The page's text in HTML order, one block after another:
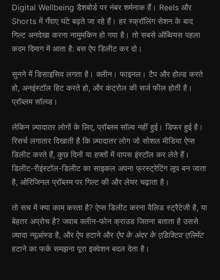
Digital Wellbeing डैशबोर्ड पर नंबर शर्मनाक हैं। Reels और
Shorts में गँवाए घंटे बढ़ते जा रहे हैं। हर स्क्रॉलिंग सेशन के बाद
गिल्ट अनदेखा करना नामुमकिन हो गया है। तो सबसे ऑब्वियस पहला
कदम दिमाग में आता है: बस ऐप डिलीट कर दो।
सुनने में डिसाइसिव लगता है। क्लीन। फाइनल। टैप और होल्ड करते
हो, अनइंस्टॉल हिट करते हो, और कंट्रोल की सर्ज फील होती है।
प्रॉब्लम सॉल्व्ड।
लेकिन ज़्यादातर लोगों के लिए, प्रॉब्लम सॉल्व नहीं हुई। डिफर हुई है।
रिसर्च लगातार दिखाती है कि ज़्यादातर लोग जो सोशल मीडिया ऐप्स
डिलीट करते हैं, कुछ दिनों या हफ्तों में वापस इंस्टॉल कर लेते हैं।
डिलीट-रीइंस्टॉल-डिलीट का साइकल अपना फ्रस्ट्रेटिंग लूप बन जाता
है, ओरिजिनल प्रॉब्लम पर गिल्ट की और लेयर चढ़ाता है।
तो सच में क्या काम करता है? ऐप्स डिलीट करना वैलिड स्ट्रैटेजी है, या
बेहतर अप्रोच है? जवाब क्लीन-फोन क्राउड जितना बताता है उससे
ज़्यादा न्यूआंस्ड है, और ऐप हटाने और ऐप के अंदर के एडिक्टिव एलिमेंट
हटाने का फर्क समझना पूरा इक्वेशन बदल देता है।